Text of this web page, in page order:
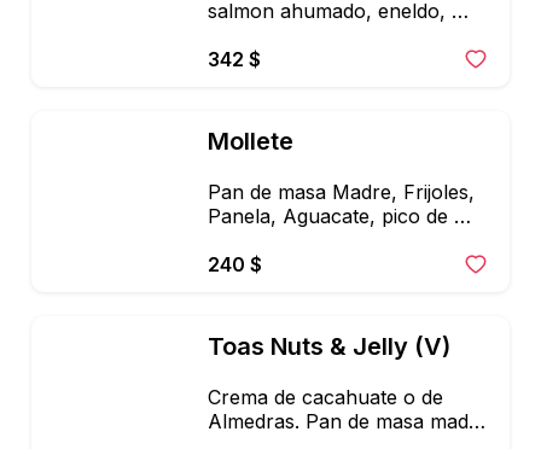
salmon ahumado, eneldo,
alcaparras, cebolla morada,
semillas
342 $
Mollete
Pan de masa Madre, Frijoles,
Panela, Aguacate, pico de
verde
240 $
Toas Nuts & Jelly (V)
Crema de cacahuate o de
Almedras. Pan de masa madre